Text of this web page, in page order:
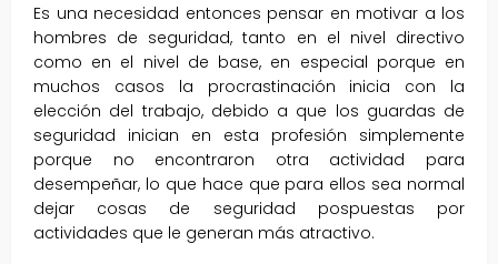
Es una necesidad entonces pensar en motivar a los
hombres de seguridad, tanto en el nivel directivo
como en el nivel de base, en especial porque en
muchos casos la procrastinación inicia con la
elección del trabajo, debido a que los guardas de
seguridad inician en esta profesión simplemente
porque no encontraron otra actividad para
desempeñar, lo que hace que para ellos sea normal
dejar cosas de seguridad pospuestas por
actividades que le generan más atractivo.